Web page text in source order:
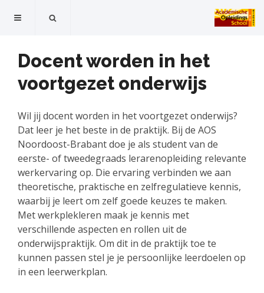
Docent worden in het
voortgezet onderwijs
Wil jij docent worden in het voortgezet onderwijs?
Dat leer je het beste in de praktijk. Bij de AOS
Noordoost-Brabant doe je als student van de
eerste- of tweedegraads lerarenopleiding relevante
werkervaring op. Die ervaring verbinden we aan
theoretische, praktische en zelfregulatieve kennis,
waarbij je leert om zelf goede keuzes te maken.
Met werkplekleren maak je kennis met
verschillende aspecten en rollen uit de
onderwijspraktijk. Om dit in de praktijk toe te
kunnen passen stel je je persoonlijke leerdoelen op
in een leerwerkplan.